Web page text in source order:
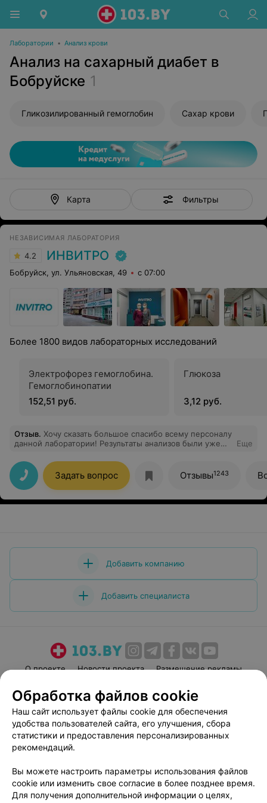
Лаборатории • Анализ крови
Анализ на сахарный диабет в
Бобруйске 1
Гликозилированный гемоглобин Сахар крови
Карта Фильтры
НЕЗАВИСИМАЯ ЛАБОРАТОРИЯ
4.2 ИНВИТРО
Бобруйск, ул. Ульяновская, 49 с 07:00
Более 1800 видов лабораторных исследований
Электрофорез гемоглобина.
Гемоглобинопатии
152,51 руб.
Глюкоза
3,12 руб.
Отзыв. Хочу сказать большое спасибо всему персоналу
данной лаборатории! Результаты анализов были уже
Еще
Задать вопрос Отзывы1243
Добавить компанию
Добавить специалиста
О проекте Новости проекта
Размещение рекламы
Пользовательское соглашение
Способы оплаты
Вакансии
Партнеры
Написать руководителю 103.by
Персональные настройки cookie
Обработка персональных данных
Обработка файлов cookie
Наш сайт использует файлы cookie для обеспечения
удобства пользователей сайта, его улучшения, сбора
статистики и предоставления персонализированных
рекомендаций.
Вы можете настроить параметры использования файлов
cookie или изменить свое согласие в более позднее время.
Для получения дополнительной информации о целях,